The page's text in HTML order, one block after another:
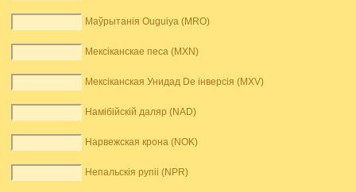
Маўрытанія Ouguiya (MRO)
Мексіканскае песа (MXN)
Мексіканская Унидад De інверсія (MXV)
Намібійскій даляр (NAD)
Нарвежская крона (NOK)
Непальскія рупіі (NPR)